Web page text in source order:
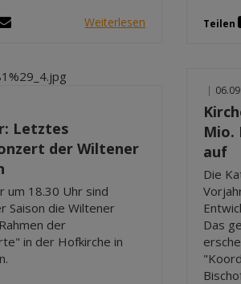
Weiterlesen Teilen
Letztes
der Wiltener
um 18.30 Uhr sind
Saison die Wiltener
der
in der Hofkirche in
|
Mio.
auf
Die
Das